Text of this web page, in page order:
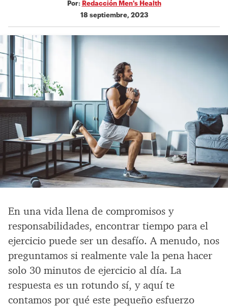
Por: Redacción Men's Health
18 septiembre, 2023
En una vida llena de compromisos y
responsabilidades, encontrar tiempo para el
ejercicio puede ser un desafío. A menudo, nos
preguntamos si realmente vale la pena hacer
solo 30 minutos de ejercicio al día. La
respuesta es un rotundo sí, y aquí te
contamos por qué este pequeño esfuerzo